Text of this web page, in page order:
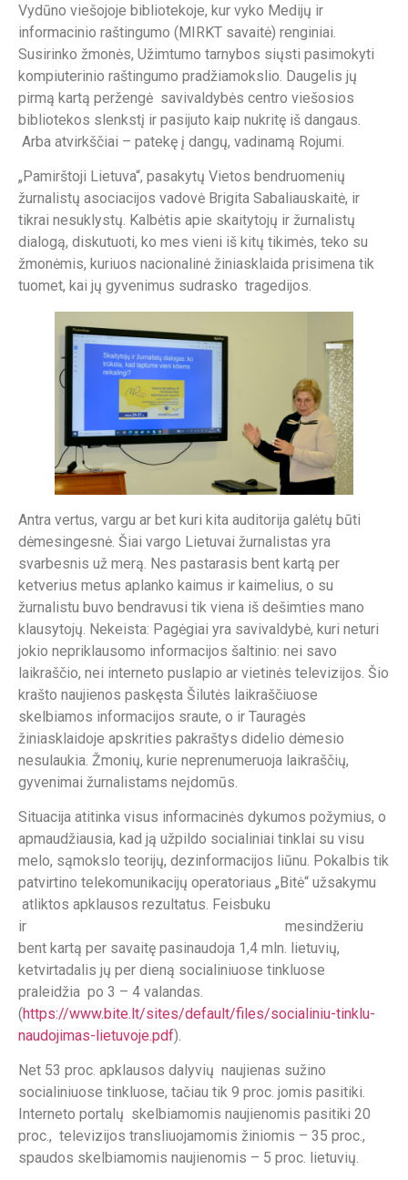
Vydūno viešojoje bibliotekoje, kur vyko Medijų ir
informacinio raštingumo (MIRKT savaitė) renginiai.
Susirinko žmonės, Užimtumo tarnybos siųsti pasimokyti
kompiuterinio raštingumo pradžiamokslio. Daugelis jų
pirmą kartą peržengė savivaldybės centro viešosios
bibliotekos slenkstį ir pasijuto kaip nukritę iš dangaus.
Arba atvirkščiai – patekę į dangų, vadinamą Rojumi.
„Pamirštoji Lietuva“, pasakytų Vietos bendruomenių
žurnalistų asociacijos vadovė Brigita Sabaliauskaitė, ir
tikrai nesuklystų. Kalbėtis apie skaitytojų ir žurnalistų
dialogą, diskutuoti, ko mes vieni iš kitų tikimės, teko su
žmonėmis, kuriuos nacionalinė žiniasklaida prisimena tik
tuomet, kai jų gyvenimus sudrasko tragedijos.
Antra vertus, vargu ar bet kuri kita auditorija galėtų būti
dėmesingesnė. Šiai vargo Lietuvai žurnalistas yra
svarbesnis už merą. Nes pastarasis bent kartą per
ketverius metus aplanko kaimus ir kaimelius, o su
žurnalistu buvo bendravusi tik viena iš dešimties mano
klausytojų. Nekeista: Pagėgiai yra savivaldybė, kuri neturi
jokio nepriklausomo informacijos šaltinio: nei savo
laikraščio, nei interneto puslapio ar vietinės televizijos. Šio
krašto naujienos paskęsta Šilutės laikraščiuose
skelbiamos informacijos sraute, o ir Tauragės
žiniasklaidoje apskrities pakraštys didelio dėmesio
nesulaukia. Žmonių, kurie neprenumeruoja laikraščių,
gyvenimai žurnalistams neįdomūs.
Situacija atitinka visus informacinės dykumos požymius, o
apmaudžiausia, kad ją užpildo socialiniai tinklai su visu
melo, sąmokslo teorijų, dezinformacijos liūnu. Pokalbis tik
patvirtino telekomunikacijų operatoriaus „Bitė“ užsakymu
atliktos apklausos rezultatus. Feisbuku
ir mesindžeriu
bent kartą per savaitę pasinaudoja 1,4 mln. lietuvių,
ketvirtadalis jų per dieną socialiniuose tinkluose
praleidžia po 3 – 4 valandas.
(https://www.bite.lt/sites/default/files/socialiniu-tinklu-
naudojimas-lietuvoje.pdf).
Net 53 proc. apklausos dalyvių naujienas sužino
socialiniuose tinkluose, tačiau tik 9 proc. jomis pasitiki.
Interneto portalų skelbiamomis naujienomis pasitiki 20
proc., televizijos transliuojamomis žiniomis – 35 proc.,
spaudos skelbiamomis naujienomis – 5 proc. lietuvių.